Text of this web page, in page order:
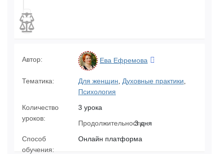
Автор: Ева Ефремова
Тематика: Для женщин Духовные практики
Психология
Количество
уроков:
3 урока
Продолжительность:
3 дня
Способ
обучения:
Онлайн платформа